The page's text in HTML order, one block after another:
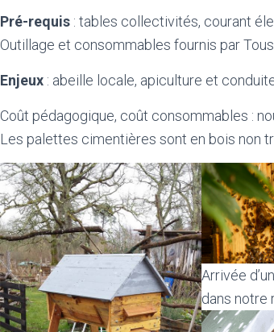
Pré-requis : tables collectivités, courant
Outillage et consommables fournis par
Enjeux : abeille locale, apiculture et
Coût pédagogique, coût consommables :
Les palettes cimentières sont en bois non
Arrivée
dans notre